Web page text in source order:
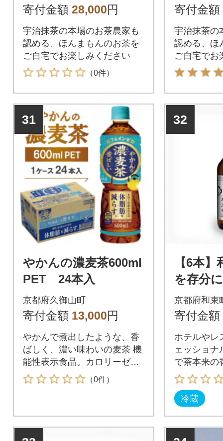
寄付金額 28,000円
宇治抹茶の本場のお茶農家も
認める、ほんまもんのお茶を
ご自宅でお楽しみください
（0件）
寄付金額
宇治抹茶の
認める、ほ
ご自宅でお
31
やかんの濃麦茶600ml
PET 24本入
京都府久御山町
寄付金額 13,000円
やかんで煮出したような、香
ばしく、濃い味わいの麦茶 機
能性表示食品。カロリーゼ
ロ。毎日の水分補給に
（0件）
32
【6本
を存分
ークリ
京都府和束
寄付金額
ホテルやレ
ェッショナ
で茶本来の
ークリング
冷蔵